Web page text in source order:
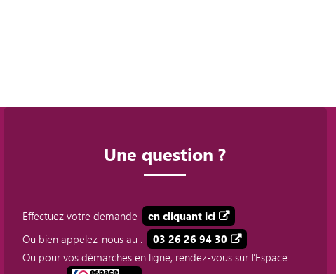
Une question ?
Effectuez votre demande
en cliquant ici
Ou bien appelez-nous au :
03 26 26 94 30
Ou pour vos démarches en ligne, rendez-vous sur l'Espace